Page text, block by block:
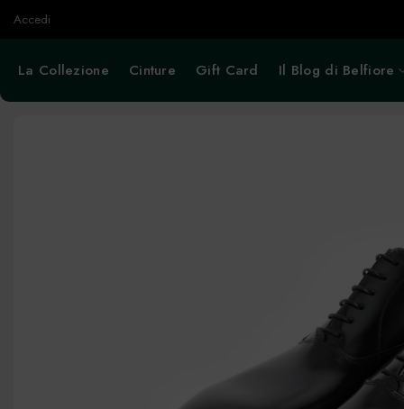
SaltaAccedi
La Collezione Cinture Gift Card Il Blog di Belfiore